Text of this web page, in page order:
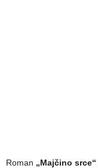
Roman „Majčino srce“